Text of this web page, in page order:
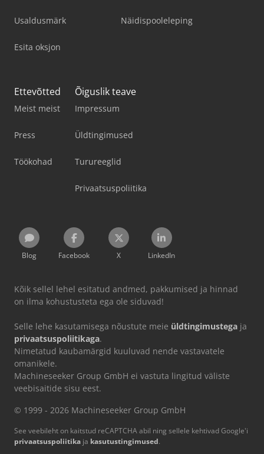
Usaldusmärk
Esita oksjon
Näidispooleleping
Ettevõtted
Meist meist
Press
Töökohad
Õiguslik teave
Impressum
Üldtingimused
Turureeglid
Privaatsuspoliitika
Blog Facebook X LinkedIn
Kõik sellel lehel esitatud andmed, pakkumised ja hinnad
on ilma kohustusteta ega ole siduvad!
Selle lehe kasutamisega nõustute meie üldtingimustega ja
privaatsuspoliitikaga.
Nimetatud kaubamärgid kuuluvad nende vastavatele
omanikele.
Machineseeker Group GmbH ei vastuta lingitud väliste
veebisaitide sisu eest.
© 1999 - 2026 Machineseeker Group GmbH
See veebileht on kaitstud reCAPTCHA abil ning sellele kehtivad Google'i
privaatsuspoliitika ja kasutustingimused.